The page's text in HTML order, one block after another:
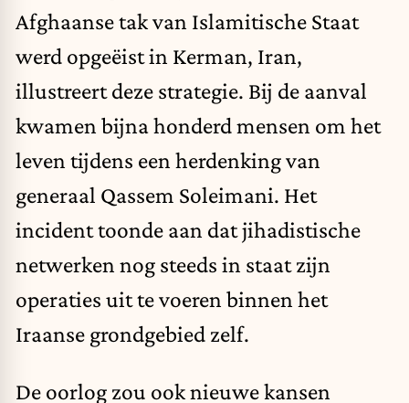
Afghaanse tak van Islamitische Staat
werd opgeëist in Kerman, Iran,
illustreert deze strategie. Bij de aanval
kwamen bijna honderd mensen om het
leven tijdens een herdenking van
generaal Qassem Soleimani. Het
incident toonde aan dat jihadistische
netwerken nog steeds in staat zijn
operaties uit te voeren binnen het
Iraanse grondgebied zelf.
De oorlog zou ook nieuwe kansen